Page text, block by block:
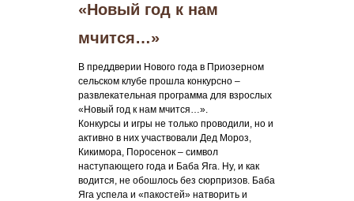
«Новый год к нам
мчится…»
В преддверии Нового года в Приозерном
сельском клубе прошла конкурсно –
развлекательная программа для взрослых
«Новый год к нам мчится…».
Конкурсы и игры не только проводили, но и
активно в них участвовали Дед Мороз,
Кикимора, Поросенок – символ
наступающего года и Баба Яга. Ну, и как
водится, не обошлось без сюрпризов. Баба
Яга успела и «пакостей» натворить и